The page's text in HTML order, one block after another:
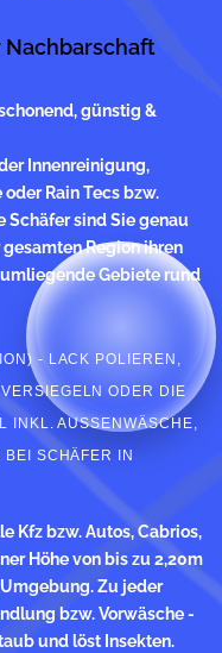
Nachbarschaft
günstig &
Innenreinigung,
Rain Tecs bzw.
Schäfer sind Sie genau
Region ihren
Gebiete rund
- LACK POLIEREN,
ODER DIE
AUSSENWÄSCHE, I
SCHÄFER IN F
Kfz bzw. Autos, Cabrios,
Höhe von bis zu 2,20m
Zu jeder
bzw. Vorwäsche -
und löst Insekten.